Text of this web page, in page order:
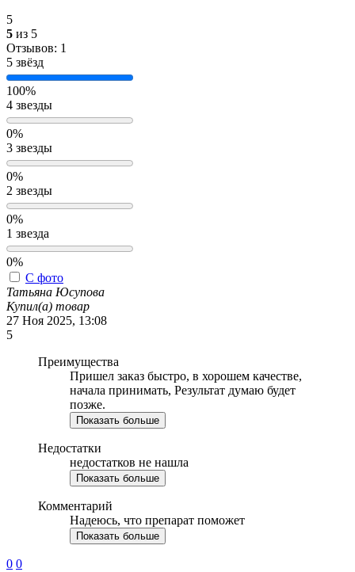
5
5 из 5
Отзывов: 1
5 звёзд
100%
4 звезды
0%
3 звезды
0%
2 звезды
0%
1 звезда
0%
С фото
Татьяна Юсупова
Купил(а) товар
27 Ноя 2025, 13:08
5
Преимущества
Пришел заказ быстро, в хорошем качестве,
начала принимать, Результат думаю будет
позже.
Показать больше
Недостатки
недостатков не нашла
Показать больше
Комментарий
Надеюсь, что препарат поможет
Показать больше
0 0